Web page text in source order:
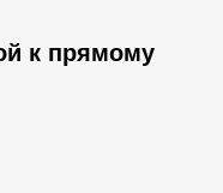
к прямому